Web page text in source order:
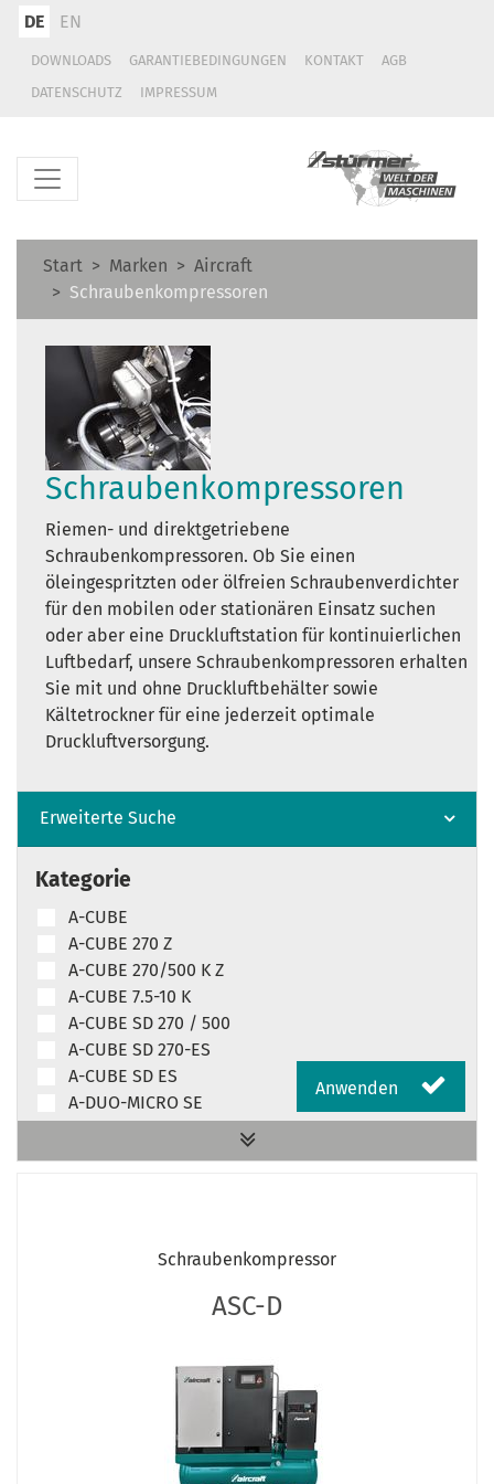
DE EN
DOWNLOADS GARANTIEBEDINGUNGEN KONTAKT
AGB
DATENSCHUTZ
IMPRESSUM
Start Marken
Aircraft
Schraubenkompressoren
Schraubenkompressoren
Riemen- und direktgetriebene
Schraubenkompressoren. Ob Sie einen
öleingespritzten oder ölfreien Schraubenverdichter
für den mobilen oder stationären Einsatz suchen
oder aber eine Druckluftstation für kontinuierlichen
Luftbedarf, unsere Schraubenkompressoren erhalten
Sie mit und ohne Druckluftbehälter sowie
Kältetrockner für eine jederzeit optimale
Druckluftversorgung.
Erweiterte Suche
Kategorie
A-CUBE
A-CUBE 270 Z
A-CUBE 270/500 K Z
A-CUBE 7.5-10 K
A-CUBE SD 270 / 500
A-CUBE SD 270-ES
A-CUBE SD ES
A-DUO-MICRO SE
A-DUO-MICRO SE KK
A-K-MAX 5,5 – 15 (IE3) mit Druckluftbehälter und
A-K-MAX 5,5 – 15 (IE3) Stand alone
A-K-MAX 7,5 – 15 VS (IE3) mit Druckluftbehälter
A-K-MAX 7,5 – 15 VS (IE3) mit Druckluftbehälter
A-K-MAX 7,5 – 15 VS (IE3) Stand alone
A-K-MAX F K VS
Anwenden
Schraubenkompressor
ASC-D